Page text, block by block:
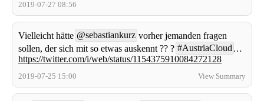
2019-07-27 08:56
Vielleicht hätte @sebastiankurz vorher jemanden fragen
sollen, der sich mit so etwas auskennt ?? ? #AustriaCloud …
https://twitter.com/i/web/status/1154375910084272128
2019-07-25 15:00 View Summary